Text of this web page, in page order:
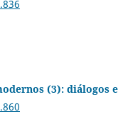
(3): diálogos